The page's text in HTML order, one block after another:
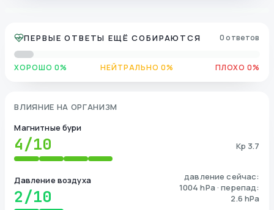
ПЕРВЫЕ ОТВЕТЫ ЕЩЁ СОБИРАЮТСЯ 0 ответов
ХОРОШО 0% НЕЙТРАЛЬНО 0% ПЛОХО 0%
ВЛИЯНИЕ НА ОРГАНИЗМ
Магнитные бури
4/10 Kp 3.7
Давление воздуха
2/10
давление сейчас:
1004 hPa · перепад:
2.6 hPa